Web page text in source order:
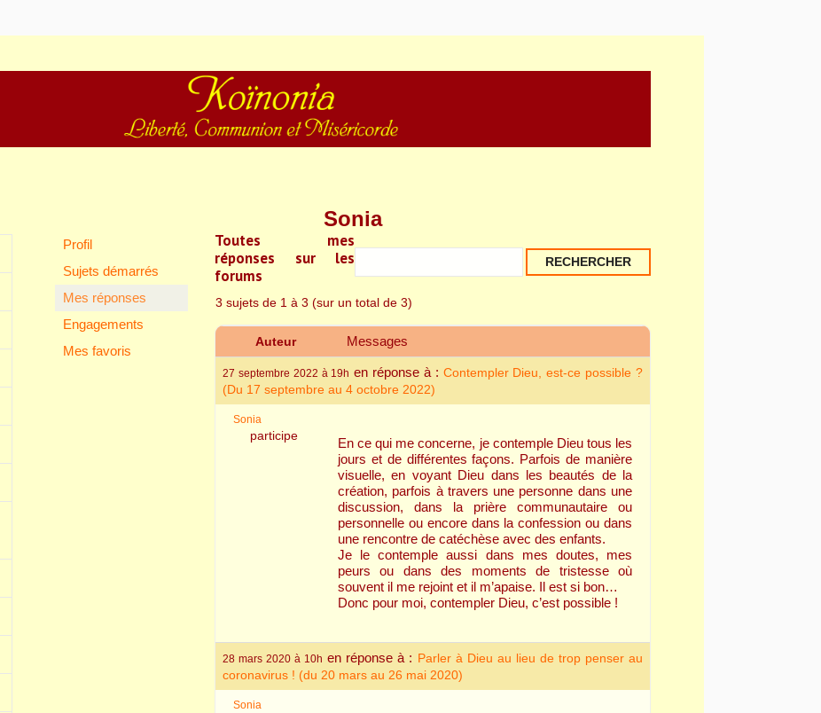
Koïnonia – Liberté, Communion et
Miséricorde
Sonia
Profil
Sujets démarrés
Mes réponses
Engagements
Mes favoris
Toutes mes
réponses sur les
forums
3 sujets de 1 à 3 (sur un total de 3)
Auteur Messages
27 septembre 2022 à 19h en réponse à : Contempler Dieu, est-ce possible ?
(Du 17 septembre au 4 octobre 2022)
Sonia
participe
En ce qui me concerne, je contemple Dieu tous les
jours et de différentes façons. Parfois de manière
visuelle, en voyant Dieu dans les beautés de la
création, parfois à travers une personne dans une
discussion, dans la prière communautaire ou
personnelle ou encore dans la confession ou dans
une rencontre de catéchèse avec des enfants.
Je le contemple aussi dans mes doutes, mes
peurs ou dans des moments de tristesse où
souvent il me rejoint et il m’apaise. Il est si bon…
Donc pour moi, contempler Dieu, c’est possible !
28 mars 2020 à 10h en réponse à : Parler à Dieu au lieu de trop penser au
coronavirus ! (du 20 mars au 26 mai 2020)
Sonia